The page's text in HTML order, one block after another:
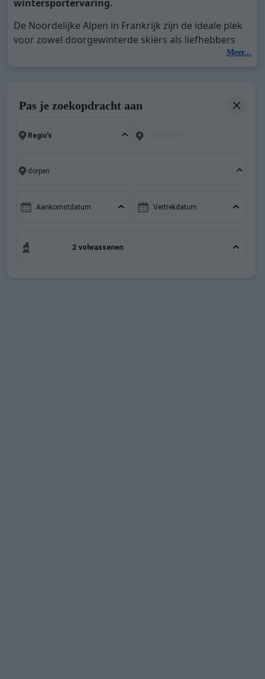
wintersportervaring.
De Noordelijke Alpen in Frankrijk zijn de ideale plek
voor zowel doorgewinterde skiërs als liefhebbers
van sneeuwschoenwandelingen. Dit gebied, rijk aan
vindt hier luxe chalets, comfortabele
Met een breed scala aan winterse activiteiten zal een
onvergetelijke ervaring bezorgen.
Meer...
Pas je zoekopdracht aan
Aankomstdatum Vertrekdatum
2 volwassenen